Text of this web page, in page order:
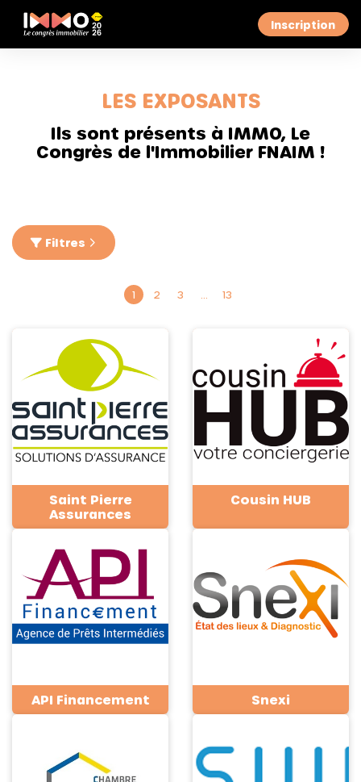
Inscription
LES EXPOSANTS
Ils sont présents à IMMO, Le
Congrès de l'Immobilier FNAIM !
Filtres
1 2 3 13
Saint Pierre
Assurances
Cousin HUB
API Financement Snexi